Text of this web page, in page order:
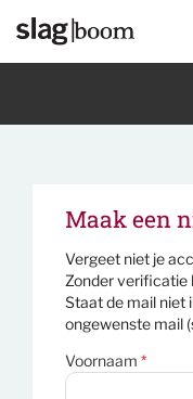
Maak een
Vergeet niet je
Zonder verificatie
Staat de mail niet
ongewenste mail
Voornaam *